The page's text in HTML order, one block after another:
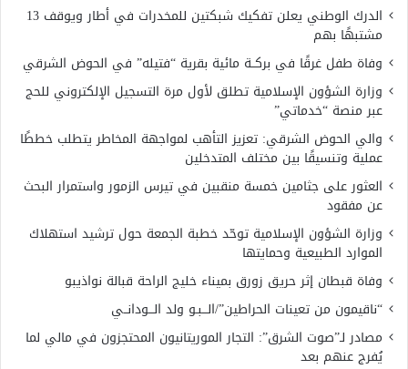
الدرك الوطني يعلن تفكيك شبكتين للمخدرات في أطار ويوقف 13
مشتبهًا بهم
وفاة طفل غرقًا في بركــة مائية بقرية “فتيله” في الحوض الشرقي
وزارة الشؤون الإسلامية تطلق لأول مرة التسجيل الإلكتروني للحج
عبر منصة “خدماتي”
والي الحوض الشرقي: تعزيز التأهب لمواجهة المخاطر يتطلب خططًا
عملية وتنسيقًا بين مختلف المتدخلين
العثور على جثامين خمسة منقبين في تيرس الزمور واستمرار البحث
عن مفقود
وزارة الشؤون الإسلامية توحّد خطبة الجمعة حول ترشيد استهلاك
الموارد الطبيعية وحمايتها
وفاة قبطان إثر حريق زورق بميناء خليج الراحة قبالة نواذيبو
“ناقيمون من تعينات الحراطين”/الـــبـو ولد الـــودانــي
مصادر لـ”صوت الشرق”: التجار الموريتانيون المحتجزون في مالي لما
يُفرج عنهم بعد